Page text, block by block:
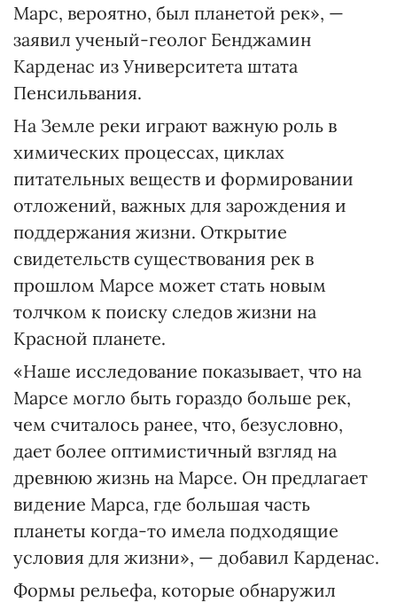
Марс, вероятно, был планетой рек», —
заявил ученый-геолог Бенджамин
Карденас из Университета штата
Пенсильвания.
На Земле реки играют важную роль в
химических процессах, циклах
питательных веществ и формировании
отложений, важных для зарождения и
поддержания жизни. Открытие
свидетельств существования рек в
прошлом Марсе может стать новым
толчком к поиску следов жизни на
Красной планете.
«Наше исследование показывает, что на
Марсе могло быть гораздо больше рек,
чем считалось ранее, что, безусловно,
дает более оптимистичный взгляд на
древнюю жизнь на Марсе. Он предлагает
видение Марса, где большая часть
планеты когда-то имела подходящие
условия для жизни», — добавил Карденас.
Формы рельефа, которые обнаружил